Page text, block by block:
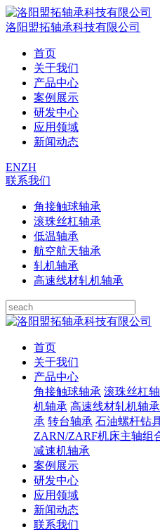
洛阳盟拓轴承科技有限公司
首页
关于我们
产品中心
案例展示
研发中心
应用领域
新闻动态
ENZH
联系我们
角接触球轴承
滚珠丝杠轴承
低温轴承
航空航天轴承
轧机轴承
高速线材轧机轴承
首页
关于我们
产品中心
角接触球轴承 滚珠丝杠
机轴承 高速线材轧机轴承
承 转台轴承 石油螺杆钻
ZARN/ZARF机床主轴组
减速机轴承
案例展示
研发中心
应用领域
新闻动态
联系我们